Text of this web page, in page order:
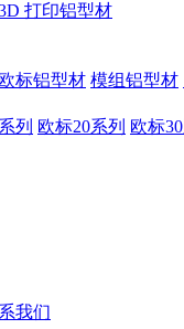
打印铝型材
欧标铝型材 模组铝型材
列 欧标20系列 欧标
我们